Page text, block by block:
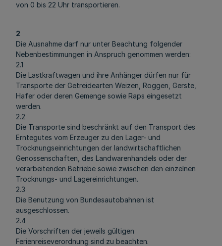
von 0 bis 22 Uhr transportieren.
2
Die Ausnahme darf nur unter Beachtung folgender
Nebenbestimmungen in Anspruch genommen werden:
2.1
Die Lastkraftwagen und ihre Anhänger dürfen nur für
Transporte der Getreidearten Weizen, Roggen, Gerste,
Hafer oder deren Gemenge sowie Raps eingesetzt
werden.
2.2
Die Transporte sind beschränkt auf den Transport des
Erntegutes vom Erzeuger zu den Lager- und
Trocknungseinrichtungen der landwirtschaftlichen
Genossenschaften, des Landwarenhandels oder der
verarbeitenden Betriebe sowie zwischen den einzelnen
Trocknungs- und Lagereinrichtungen.
2.3
Die Benutzung von Bundesautobahnen ist
ausgeschlossen.
2.4
Die Vorschriften der jeweils gültigen
Ferienreiseverordnung sind zu beachten.